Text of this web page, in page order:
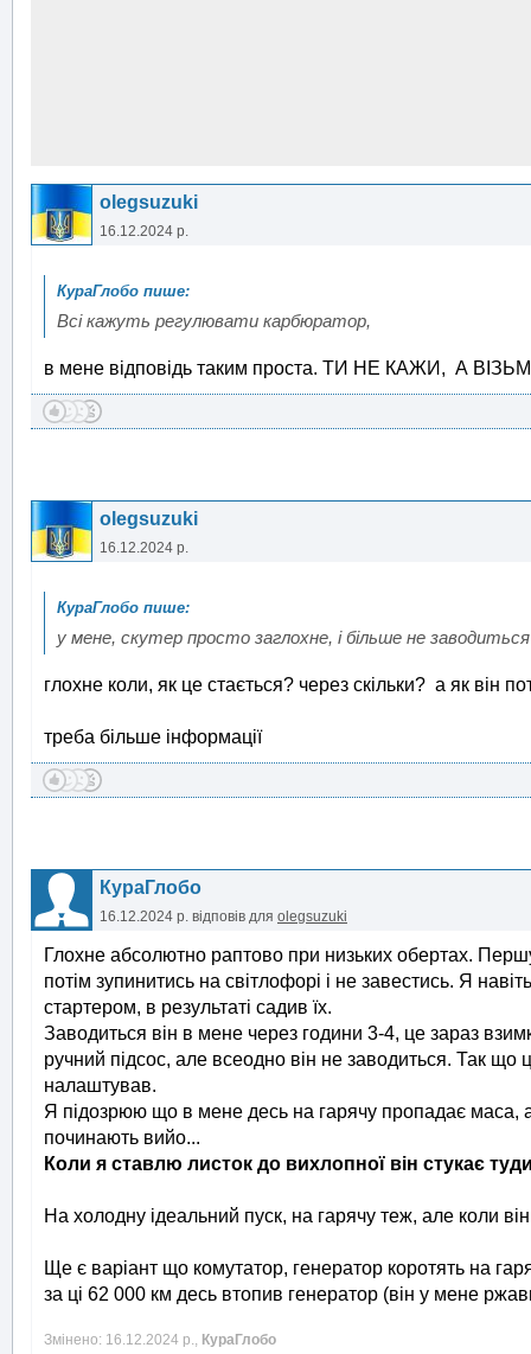
olegsuzuki
16.12.2024 р.
Всі кажуть регулювати карбюратор,
в мене відповідь таким проста. ТИ НЕ КАЖИ, А
olegsuzuki
16.12.2024 р.
у мене, скутер просто заглохне, і більше не заводиться
глохне коли, як це стається? через скільки? а як він
треба більше інформації
КураГлобо
16.12.2024 р. відповів для olegsuzuki
Глохне абсолютно раптово при низьких обертах.
потім зупинитись на світлофорі і не завестись. Я
стартером, в результаті садив їх.
Заводиться він в мене через години 3-4, це зараз
ручний підсос, але всеодно він не заводиться. Так
налаштував.
Я підозрюю що в мене десь на гарячу пропадає маса,
починають вийо...
Коли я ставлю листок до вихлопної він стукає
На холодну ідеальний пуск, на гарячу теж, але коли
Ще є варіант що комутатор, генератор коротять на
за ці 62 000 км десь втопив генератор (він у мене
Змінено: 16.12.2024 р., КураГлобо